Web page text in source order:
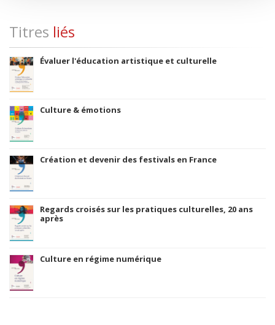
Titres liés
Évaluer l'éducation artistique et culturelle
Culture & émotions
Création et devenir des festivals en France
Regards croisés sur les pratiques culturelles, 20 ans
après
Culture en régime numérique